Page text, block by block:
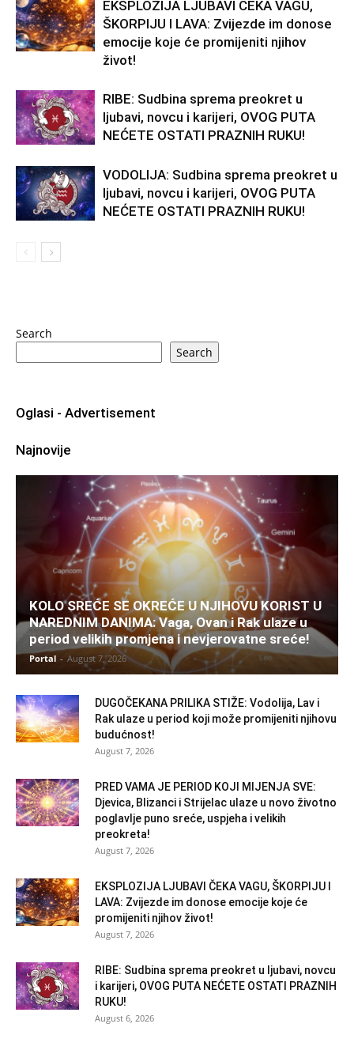
EKSPLOZIJA LJUBAVI ČEKA VAGU,
ŠKORPIJU I LAVA: Zvijezde im donose
emocije koje će promijeniti njihov
život!
RIBE: Sudbina sprema preokret u
ljubavi, novcu i karijeri, OVOG PUTA
NEĆETE OSTATI PRAZNIH RUKU!
VODOLIJA: Sudbina sprema preokret u
ljubavi, novcu i karijeri, OVOG PUTA
NEĆETE OSTATI PRAZNIH RUKU!
Search
Search
Oglasi - Advertisement
Najnovije
KOLO SREĆE SE OKREĆE U NJIHOVU KORIST U
NAREDNIM DANIMA: Vaga, Ovan i Rak ulaze u
period velikih promjena i nevjerovatne sreće!
Portal - August 7, 2026
DUGOČEKANA PRILIKA STIŽE: Vodolija, Lav i
Rak ulaze u period koji može promijeniti njihovu
budućnost!
August 7, 2026
PRED VAMA JE PERIOD KOJI MIJENJA SVE:
Djevica, Blizanci i Strijelac ulaze u novo životno
poglavlje puno sreće, uspjeha i velikih
preokreta!
August 7, 2026
EKSPLOZIJA LJUBAVI ČEKA VAGU, ŠKORPIJU I
LAVA: Zvijezde im donose emocije koje će
promijeniti njihov život!
August 7, 2026
RIBE: Sudbina sprema preokret u ljubavi, novcu
i karijeri, OVOG PUTA NEĆETE OSTATI PRAZNIH
RUKU!
August 6, 2026